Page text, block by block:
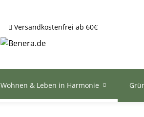
Versandkostenfrei ab 60€
Wohnen & Leben in Harmonie